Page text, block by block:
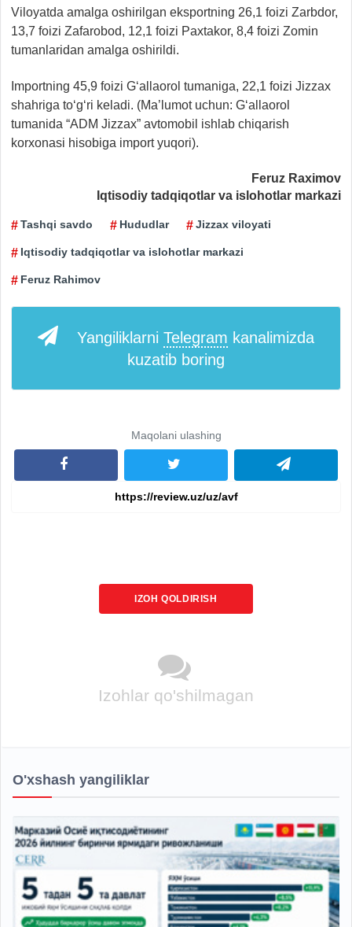
Viloyatda amalga oshirilgan eksportning 26,1 foizi Zarbdor,
13,7 foizi Zafarobod, 12,1 foizi Paxtakor, 8,4 foizi Zomin
tumanlaridan amalga oshirildi.
Importning 45,9 foizi G‘allaorol tumaniga, 22,1 foizi Jizzax
shahriga to‘g‘ri keladi. (Ma’lumot uchun: G‘allaorol
tumanida “ADM Jizzax” avtomobil ishlab chiqarish
korxonasi hisobiga import yuqori).
Feruz Raximov
Iqtisodiy tadqiqotlar va islohotlar markazi
Tashqi savdo Hududlar Jizzax viloyati
Iqtisodiy tadqiqotlar va islohotlar markazi
Feruz Rahimov
Yangiliklarni Telegram kanalimizda
kuzatib boring
Maqolani ulashing
IZOH QOLDIRISH
Izohlar qo'shilmagan
O'xshash yangiliklar